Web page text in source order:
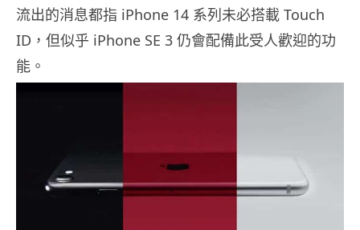
流出的消息都指 iPhone 14 系列未必搭載 Touch
ID，但似乎 iPhone SE 3 仍會配備此受人歡迎的功
能。